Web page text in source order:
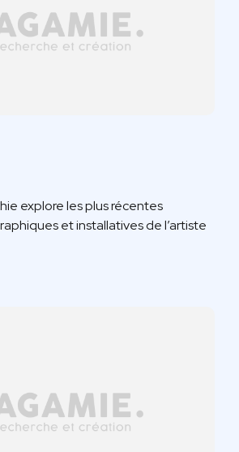
explore les plus récentes
et installatives de l’artiste